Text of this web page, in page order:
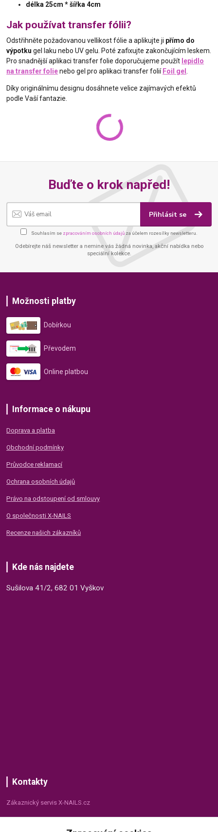
délka 25cm * šířka 4cm
Jak používat transfer fólii?
Odstřihněte požadovanou vellikost fólie a aplikujte ji přímo do
výpotku gel laku nebo UV gelu. Poté zafixujte zakončujícím leskem.
Pro snadnější aplikaci transfer folie doporučujeme použít lepidlo
na transfer folienebo gel pro aplikaci transfer folií Foil gel
Díky originálnímu designu dosáhnete velice zajímavých efektů
podle Vaší fantazie.
Buďte o krok napřed!
Přihlásit se
Souhlasím se zpracováním osobních údajů za účelem rozesílky newsletteru.
Odebírejte náš newsletter a nemine vás žádná novinka, akční nabídka nebo
speciální kolekce.
Možnosti platby
Dobírkou
Převodem
Online platbou
Informace o nákupu
Doprava a platba
Obchodní podmínky
Průvodce reklamací
Ochrana osobních údajů
Právo na odstoupení od smlouvy
O společnosti X-NAILS
Recenze našich zákazníků
Kde nás najdete
Sušilova 41/2, 682 01 Vyškov
Kontakty
Zákaznický servis X-NAILS.cz